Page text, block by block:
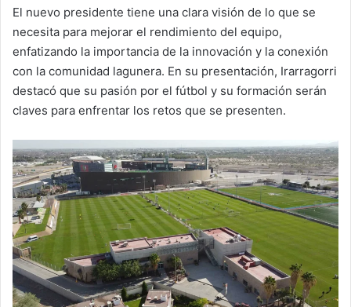
El nuevo presidente tiene una clara visión de lo que se
necesita para mejorar el rendimiento del equipo,
enfatizando la importancia de la innovación y la conexión
con la comunidad lagunera. En su presentación, Irarragorri
destacó que su pasión por el fútbol y su formación serán
claves para enfrentar los retos que se presenten.